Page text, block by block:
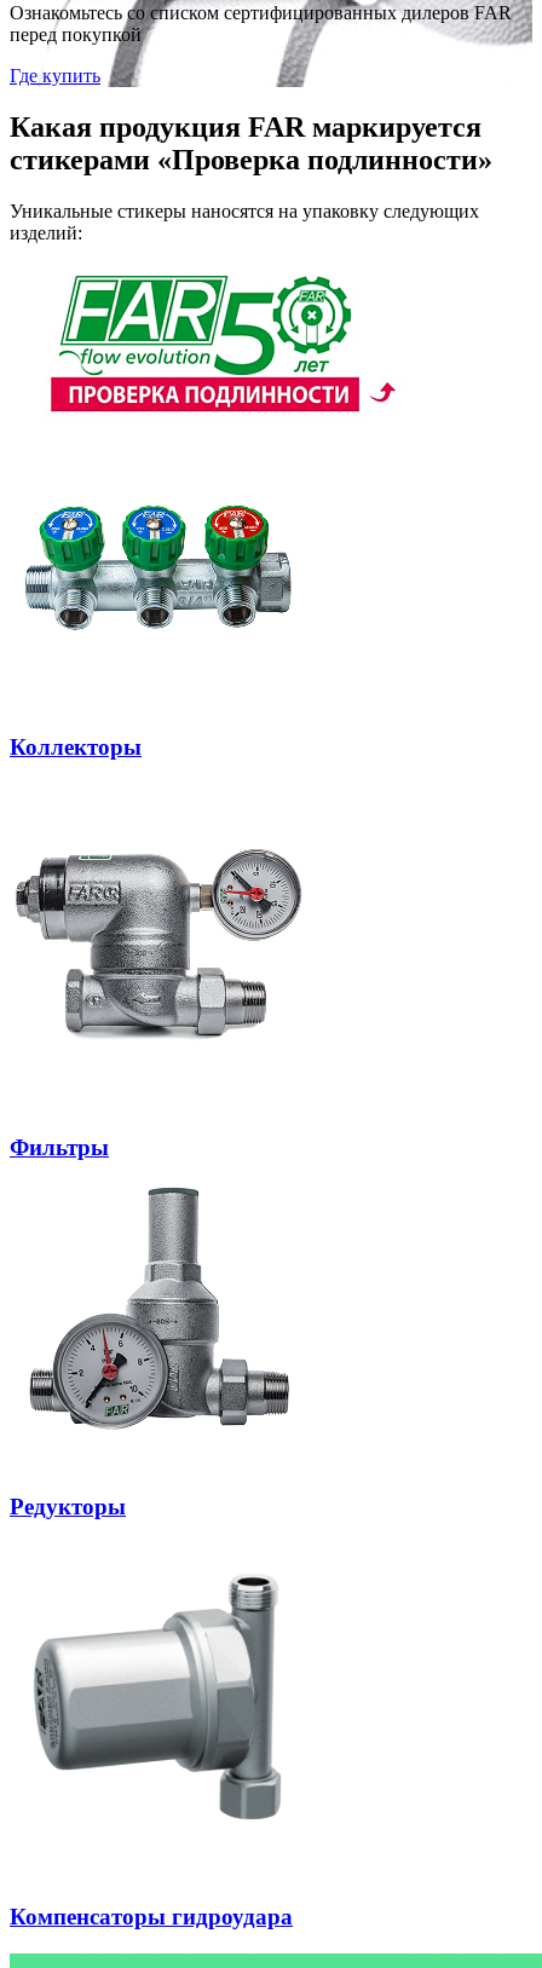
Ознакомьтесь со списком сертифицированных дилеров FAR
перед покупкой
Где купить
Какая продукция FAR маркируется
стикерами «Проверка подлинности»
Уникальные стикеры наносятся на упаковку следующих
изделий:
Коллекторы
Фильтры
Редукторы
Компенсаторы гидроудара